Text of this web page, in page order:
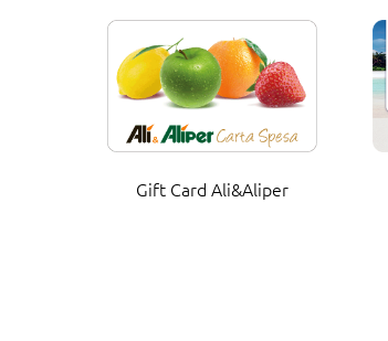
Gift Card Ali&Aliper